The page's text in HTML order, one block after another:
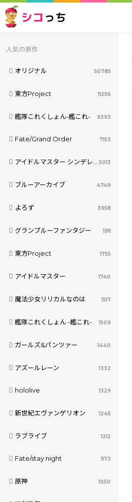
シコ っち
人気の原作
オリジナル 50785
東方Project 11256
艦隊これくしょん-艦これ- 9393
Fate/Grand Order 7153
アイドルマスター シンデレラガールズ 5013
ブルーアーカイブ 4749
よろず 3958
グランブルーファンタジー 1911
東方Project 1755
アイドルマスター 1740
魔法少女リリカルなのは 1517
艦隊これくしょん -艦これ- 1509
ガールズ&パンツァー 1440
アズールレーン 1332
hololive 1329
新世紀エヴァンゲリオン 1245
ラブライブ 1212
Fate/stay night 1173
原神 1050